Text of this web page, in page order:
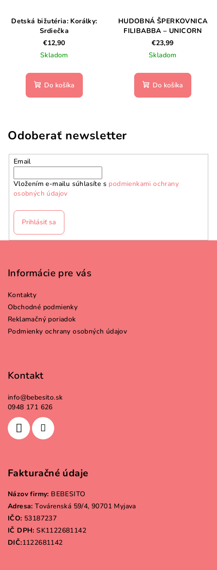
Detská bižutéria: Korálky:
Srdiečka
€12,90
Skladom
Do košíka
HUDOBNÁ ŠPERKOVNICA
FILIBABBA – UNICORN
€23,99
Skladom
Do košíka
Odoberať newsletter
Email
Vložením e-mailu súhlasíte s podmienkami ochrany
osobných údajov
Prihlásiť sa
Informácie pre vás
Kontakty
Obchodné podmienky
Reklamačný poriadok
Podmienky ochrany osobných údajov
Kontakt
info@bebesito.sk
0948 171 626
Fakturačné údaje
Názov firmy: BEBESITO
Adresa: Továrenská 59/4, 90701 Myjava
IČO: 53187237
IČ DPH: SK1122681142
DIČ:1122681142